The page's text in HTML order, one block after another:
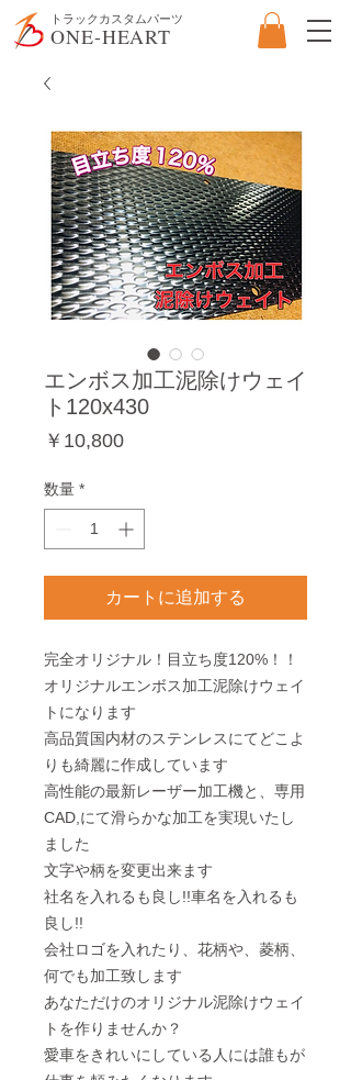
ONE-HEART
​トラックカスタムパーツ
エンボス加工泥除けウェイ
ト120x430
￥10,800価
数量 *
カートに追加する
完全オリジナル ！目立ち度120%！！
オリジナルエンボス加工泥除けウェイ
トになります
高品質国内材のステンレスにてどこよ
りも綺麗に作成しています
高性能の最新レーザー加工機と、 専用
CAD,にて滑らかな加工を実現いたし
ました
文字や柄を変更出来ます
社名を入れるも良し!!車名を入れるも
良し!!
会社ロゴを入れたり、花柄や、菱柄、
何でも加工致します
あなただけのオリジナル泥除けウェイ
トを作りませんか？
愛車をきれいにしている人には誰もが